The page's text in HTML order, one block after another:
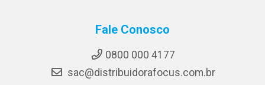
Fale Conosco
0800 000 4177
sac@distribuidorafocus.com.br